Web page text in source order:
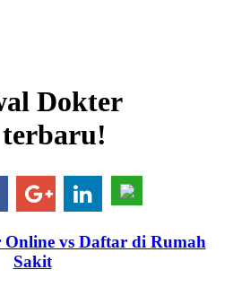
Dokter
vs Daftar di Rumah
Sakit